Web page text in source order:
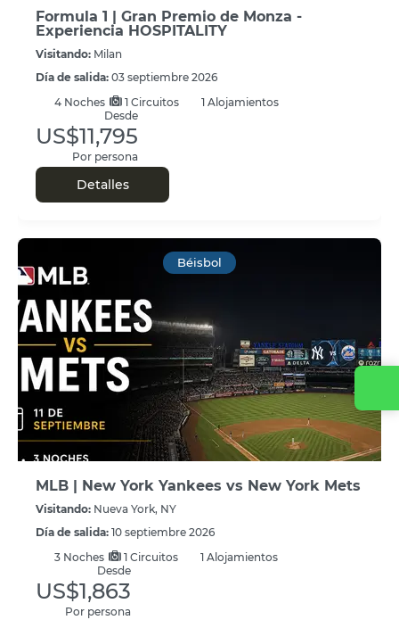
Formula 1 | Gran Premio de Monza -
Experiencia HOSPITALITY
Visitando: Milan
Día de salida: 03 septiembre 2026
4 Noches 1 Circuitos
1 Alojamientos
Desde
US$11,795
Por persona
Detalles
Béisbol
MLB | New York Yankees vs New York Mets
Visitando: Nueva York, NY
Día de salida: 10 septiembre 2026
3 Noches 1 Circuitos
1 Alojamientos
Desde
US$1,863
Por persona